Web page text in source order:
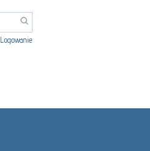
Logowanie